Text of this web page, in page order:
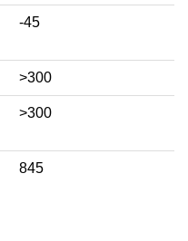
-45
>300
>300
845